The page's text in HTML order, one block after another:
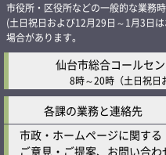
市役所・区役所などの一般的な業務
(土日祝日および12月29日～1月3日
場合があります。
仙台市総合コールセ
8時～20時 （土日祝
各課の業務と連絡先
市政・ホームページに関する
ご意見・ご提案、お問い合わ